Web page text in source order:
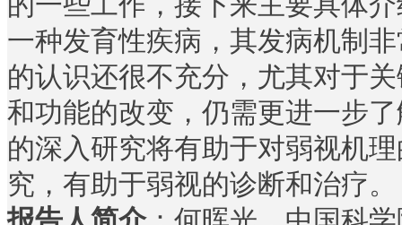
一种发育性疾病，其发病机制
的认识还很不充分，尤其对于
和功能的改变，仍需更进一步
的深入研究将有助于对弱视机
究，有助于弱视的诊断和治疗。